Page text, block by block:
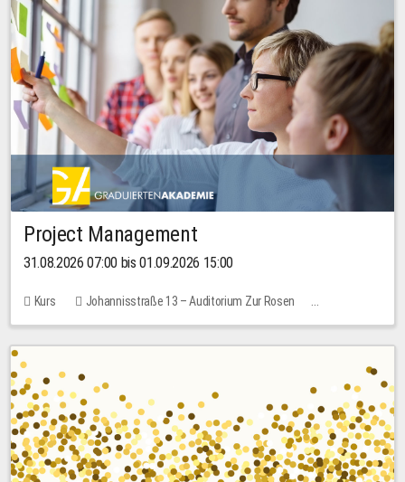
Project Management
31.08.2026 07:00 bis 01.09.2026 15:00
Kurs
Johannisstraße 13 – Auditorium Zur Rosen
Keine freien Plätze
30,00 EUR